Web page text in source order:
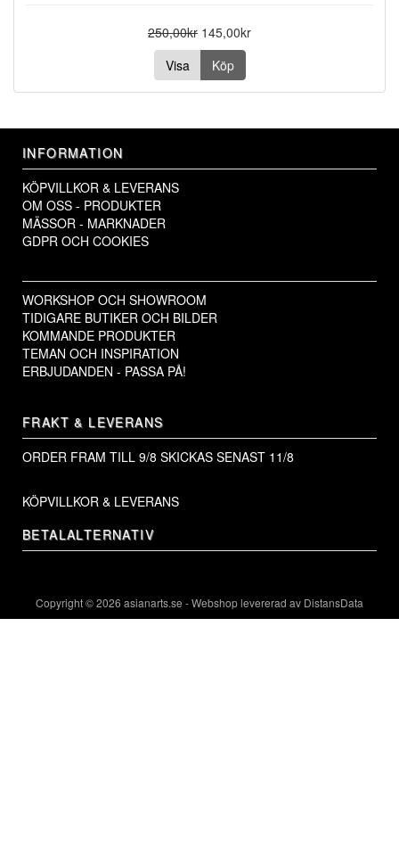
250,00kr 145,00kr
Visa
Köp
INFORMATION
KÖPVILLKOR & LEVERANS
OM OSS - PRODUKTER
MÄSSOR - MARKNADER
GDPR OCH COOKIES
WORKSHOP OCH SHOWROOM
TIDIGARE BUTIKER OCH BILDER
KOMMANDE PRODUKTER
TEMAN OCH INSPIRATION
ERBJUDANDEN - PASSA PÅ!
FRAKT & LEVERANS
ORDER FRAM TILL 9/8 SKICKAS SENAST 11/8
KÖPVILLKOR & LEVERANS
BETALALTERNATIV
Copyright © 2026 asianarts.se -Webshop levererad av DistansData